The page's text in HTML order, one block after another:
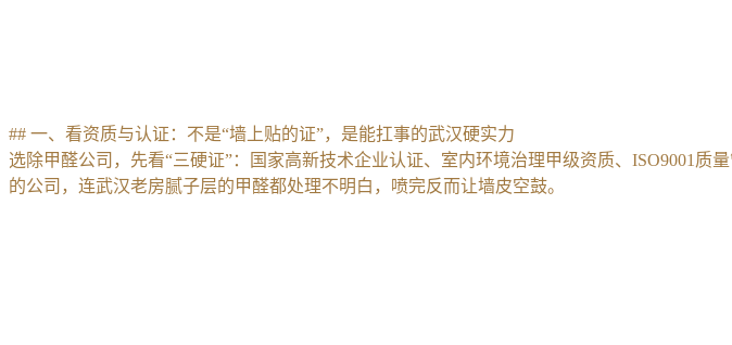
## 一、看资质与认证：不是“墙上贴的证”，是能扛事的武汉硬实力
选除甲醛公司，先看“三硬证”：国家高新技术企业认证、室内环境治理甲级资质、ISO9001
的公司，连武汉老房腻子层的甲醛都处理不明白，喷完反而让墙皮空鼓。